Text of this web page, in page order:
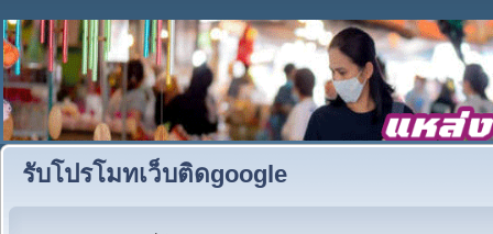
รับโปรโมทเว็บติดgoogle